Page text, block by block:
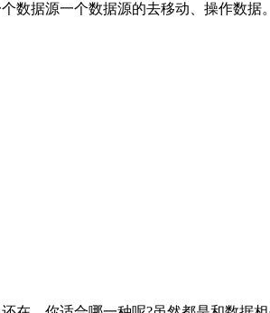
数据源一个数据源的去移动、操作数据。